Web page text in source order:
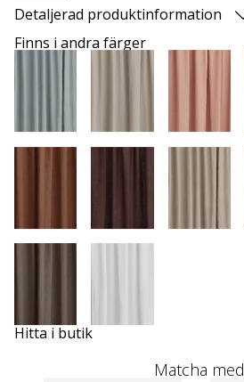
Detaljerad produktinformation
Finns i andra färger
Hitta i butik
Matcha med